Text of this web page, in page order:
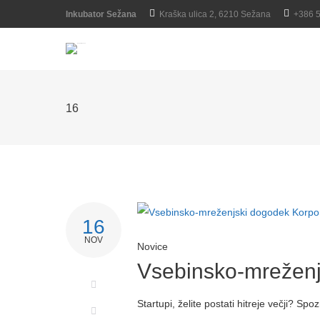
Inkubator Sežana Kraška ulica 2, 6210 Sežana +386
16
16
NOV
Novice
Vsebinsko-
Startupi, želite postati hitreje večji?